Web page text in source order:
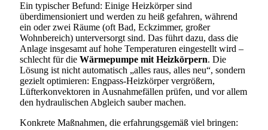
Ein typischer Befund: Einige Heizkörper sind
überdimensioniert und werden zu heiß gefahren, während
ein oder zwei Räume (oft Bad, Eckzimmer, großer
Wohnbereich) unterversorgt sind. Das führt dazu, dass die
Anlage insgesamt auf hohe Temperaturen eingestellt wird –
schlecht für die Wärmepumpe mit Heizkörpern. Die
Lösung ist nicht automatisch „alles raus, alles neu“, sondern
gezielt optimieren: Engpass-Heizkörper vergrößern,
Lüfterkonvektoren in Ausnahmefällen prüfen, und vor allem
den hydraulischen Abgleich sauber machen.
Konkrete Maßnahmen, die erfahrungsgemäß viel bringen: